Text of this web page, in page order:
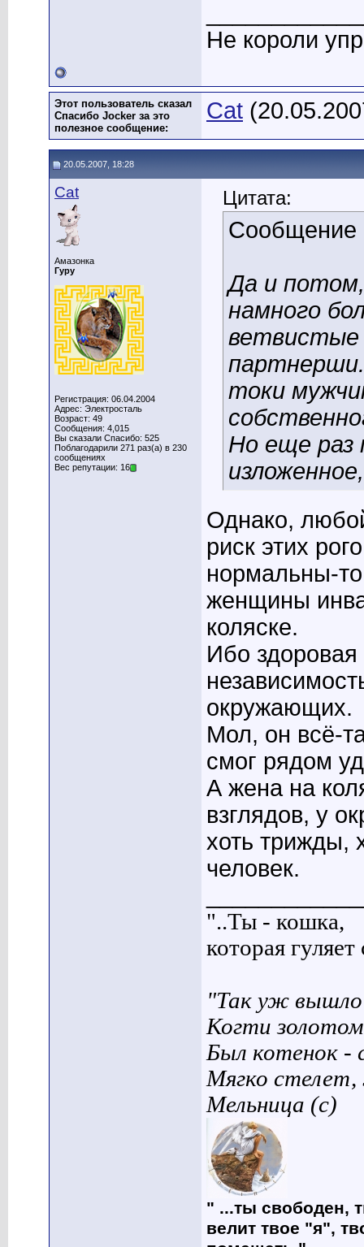
Не короли
Этот пользователь сказал
Спасибо Jocker за это
полезное сообщение:
Cat
20.05.2007, 18:28
Cat
Амазонка
Гуру
Регистрация: 06.04.2004
Адрес: Электросталь
Возраст: 49
Сообщения: 4,015
Вы сказали Спасибо: 525
Поблагодарили 271 раз(а) в 230
сообщениях
Вес репутации: 16
Цитата:
Сообщение
Да и
намного
ветвистые
токи
Но еще раз
Однако,
риск этих
нормальны-
женщины
коляске.
Ибо
окружающих.
Мол, он всё-
смог рядом
А жена на
взглядов, у
хоть трижды,
человек.
"..Ты - кошка,
которая
"Так уж вышло
Когти
Был котенок -
Мягко
Мельница (с)
" ...ты свободен,
велит твое "я",